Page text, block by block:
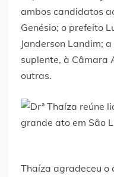
ambos candidatos
Genésio; o prefeito
Janderson Landim;
suplente, à Câmara
outras.
Thaíza agradeceu o